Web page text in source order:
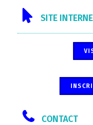
SITE
CONTACT